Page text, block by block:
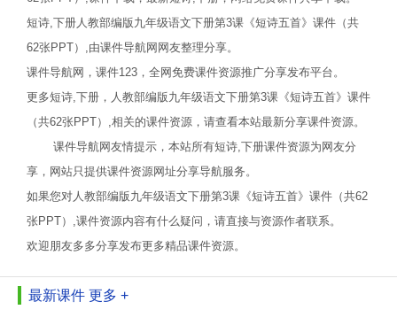
短诗,下册人教部编版九年级语文下册第3课《短诗五首》课件（共
62张PPT）,由课件导航网网友整理分享。
课件导航网，课件123，全网免费课件资源推广分享发布平台。
更多短诗,下册，人教部编版九年级语文下册第3课《短诗五首》课件
（共62张PPT）,相关的课件资源，请查看本站最新分享课件资源。
课件导航网友情提示，本站所有短诗,下册课件资源为网友分
享，网站只提供课件资源网址分享导航服务。
如果您对人教部编版九年级语文下册第3课《短诗五首》课件（共62
张PPT）,课件资源内容有什么疑问，请直接与资源作者联系。
欢迎朋友多多分享发布更多精品课件资源。
最新课件 更多 +